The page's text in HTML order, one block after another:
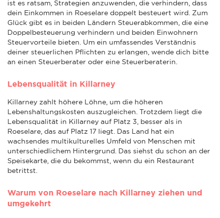
ist es ratsam, Strategien anzuwenden, die verhindern, dass
dein Einkommen in Roeselare doppelt besteuert wird. Zum
Glück gibt es in beiden Ländern Steuerabkommen, die eine
Doppelbesteuerung verhindern und beiden Einwohnern
Steuervorteile bieten. Um ein umfassendes Verständnis
deiner steuerlichen Pflichten zu erlangen, wende dich bitte
an einen Steuerberater oder eine Steuerberaterin.
Lebensqualität in Killarney
Killarney zahlt höhere Löhne, um die höheren
Lebenshaltungskosten auszugleichen. Trotzdem liegt die
Lebensqualität in Killarney auf Platz 3, besser als in
Roeselare, das auf Platz 17 liegt. Das Land hat ein
wachsendes multikulturelles Umfeld von Menschen mit
unterschiedlichem Hintergrund. Das siehst du schon an der
Speisekarte, die du bekommst, wenn du ein Restaurant
betrittst.
Warum von Roeselare nach Killarney ziehen und
umgekehrt